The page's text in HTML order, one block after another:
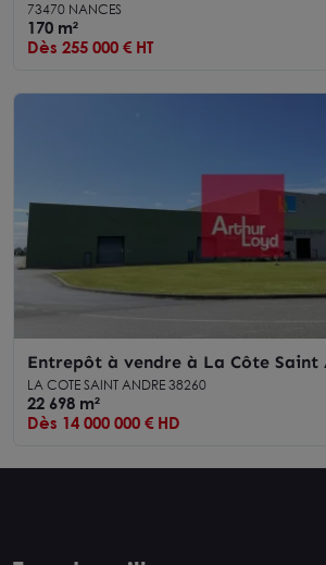
73470 NANCES
170 m²
Dès 255 000 € HT
Entrepôt à vendre à La Côte Saint
terrain de plus de 10 hectares
LA COTE SAINT ANDRE 38260
22 698 m²
Dès 14 000 000 € HD